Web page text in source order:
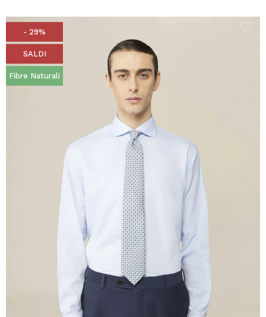
- 29%
SALDI
Fibre Naturali